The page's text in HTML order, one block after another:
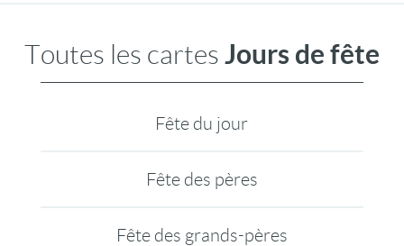
Toutes les cartes Jours de fête
Fête du jour
Fête des pères
Fête des grands-pères